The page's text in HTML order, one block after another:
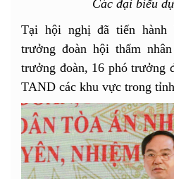
Các đại biểu
Tại hội nghị đã tiến hành
trưởng đoàn hội thẩm
trưởng đoàn, 16 phó trưởng
TAND các khu vực trong